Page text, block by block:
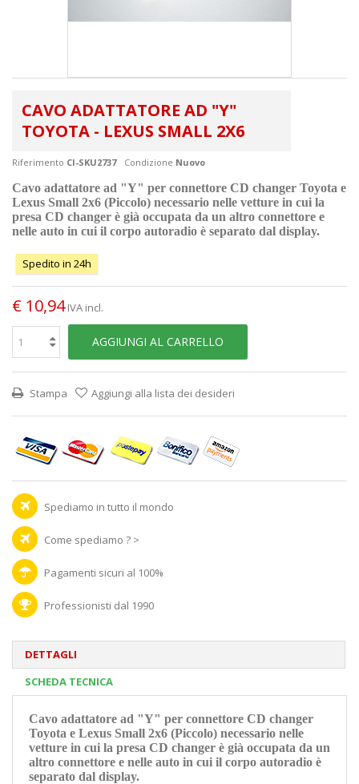
CAVO ADATTATORE AD "Y"
TOYOTA - LEXUS SMALL 2X6
Riferimento CI-SKU2737 Condizione Nuovo
Cavo adattatore ad "Y" per connettore CD changer Toyota e
Lexus Small 2x6 (Piccolo) necessario nelle vetture in cui la
presa CD changer è già occupata da un altro connettore e
nelle auto in cui il corpo autoradio è separato dal display.
Spedito in 24h
€ 10,94 IVA incl.
AGGIUNGI AL CARRELLO
Stampa Aggiungi alla lista dei desideri
Spediamo in tutto il mondo
Come spediamo ? >
Pagamenti sicuri al 100%
Professionisti dal 1990
DETTAGLI
SCHEDA TECNICA
Cavo adattatore ad "Y" per connettore CD changer
Toyota e Lexus Small 2x6 (Piccolo) necessario nelle
vetture in cui la presa CD changer è già occupata da un
altro connettore e nelle auto in cui il corpo autoradio è
separato dal display.